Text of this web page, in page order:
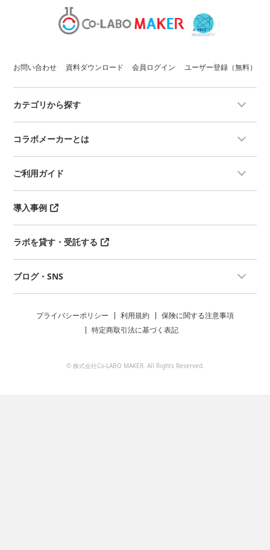
お問い合わせ 資料ダウンロード 会員ログイン ユーザー登録（無料）
カテゴリから探す
コラボメーカーとは
ご利用ガイド
導入事例
ラボを貸す・受託する
ブログ・SNS
プライバシーポリシー 利用規約
保険に関する注意事項
特定商取引法に基づく表記
© 株式会社Co-LABO MAKER. All Rights Reserved.